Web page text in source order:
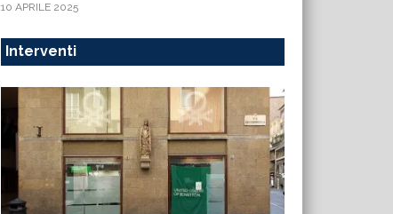
10 APRILE 2025
Interventi